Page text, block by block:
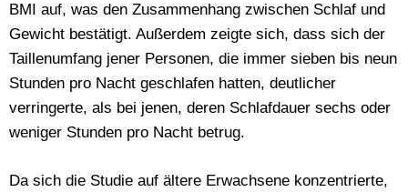
BMI auf, was den Zusammenhang zwischen Schlaf und
Gewicht bestätigt. Außerdem zeigte sich, dass sich der
Taillenumfang jener Personen, die immer sieben bis neun
Stunden pro Nacht geschlafen hatten, deutlicher
verringerte, als bei jenen, deren Schlafdauer sechs oder
weniger Stunden pro Nacht betrug.
Da sich die Studie auf ältere Erwachsene konzentrierte,